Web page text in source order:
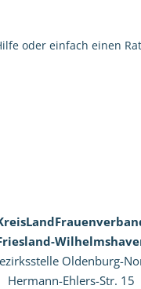
oder einfach einen
Oldenburg-
Hermann-Ehlers-Str. 15